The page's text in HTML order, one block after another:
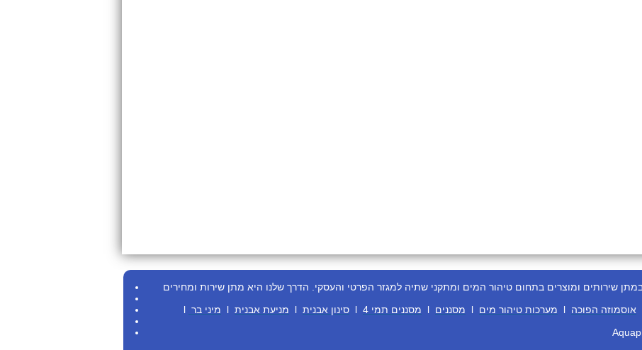
ומוצרים בתחום טיהור המים ומתקני שתיה למגזר הפרטי והעסקי. הדרך שלנו היא מתן שירות ומחירים
אוסמוזה הפוכה מערכות טיהור מים מסננים מסננים תמי 4 סינון אבנית מניעת אבנית מיני בר l